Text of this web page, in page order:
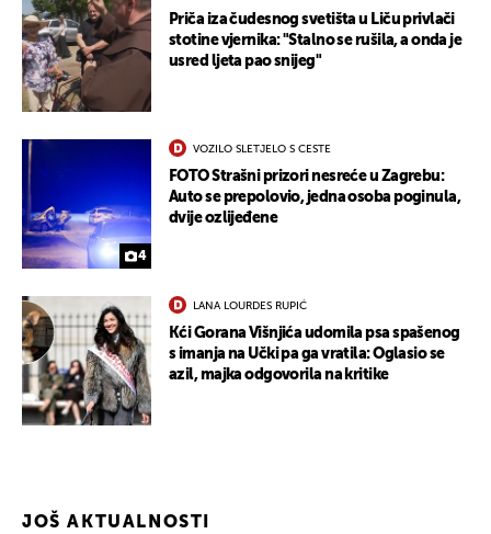
Priča iza čudesnog svetišta u Liču privlači
stotine vjernika: "Stalno se rušila, a onda je
usred ljeta pao snijeg"
4
VOZILO SLETJELO S CESTE
FOTO Strašni prizori nesreće u Zagrebu:
Auto se prepolovio, jedna osoba poginula,
dvije ozlijeđene
LANA LOURDES RUPIĆ
Kći Gorana Višnjića udomila psa spašenog
s imanja na Učki pa ga vratila: Oglasio se
azil, majka odgovorila na kritike
JOŠ AKTUALNOSTI